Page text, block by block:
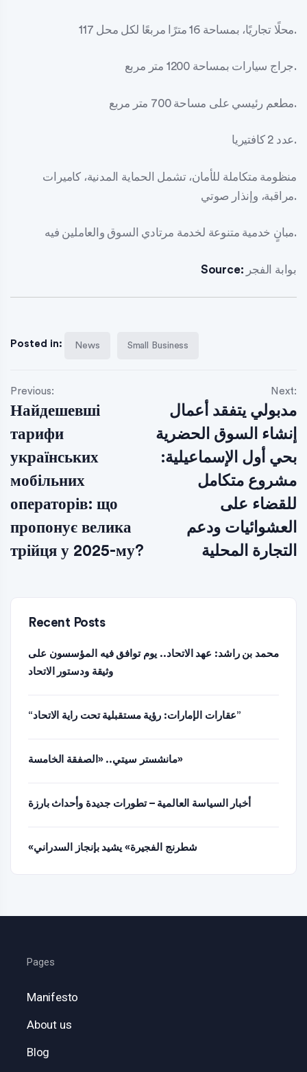
117 محلًا تجاريًا، بمساحة 16 مترًا مربعًا لكل محل.
جراج سيارات بمساحة 1200 متر مربع.
مطعم رئيسي على مساحة 700 متر مربع.
عدد 2 كافتيريا.
منظومة متكاملة للأمان، تشمل الحماية المدنية، كاميرات
مراقبة، وإنذار صوتي.
مبانٍ خدمية متنوعة لخدمة مرتادي السوق والعاملين فيه.
Source: بوابة الفجر
Posted in: News Small Business
Previous:
Найдешевші
тарифи
українських
мобільних
операторів: що
пропонує велика
трійця у 2025-му?
Next:
مدبولي يتفقد أعمال
إنشاء السوق الحضرية
بحي أول الإسماعيلية:
مشروع متكامل
للقضاء على
العشوائيات ودعم
التجارة المحلية
Recent Posts
محمد بن راشد: عهد الاتحاد.. يوم توافق فيه المؤسسون على
وثيقة ودستور الاتحاد
“عقارات الإمارات: رؤية مستقبلية تحت راية الاتحاد”
مانشستر سيتي.. «الصفقة الخامسة»
أخبار السياسة العالمية – تطورات جديدة وأحداث بارزة
«شطرنج الفجيرة» يشيد بإنجاز السدراني
Pages
Manifesto
About us
Blog